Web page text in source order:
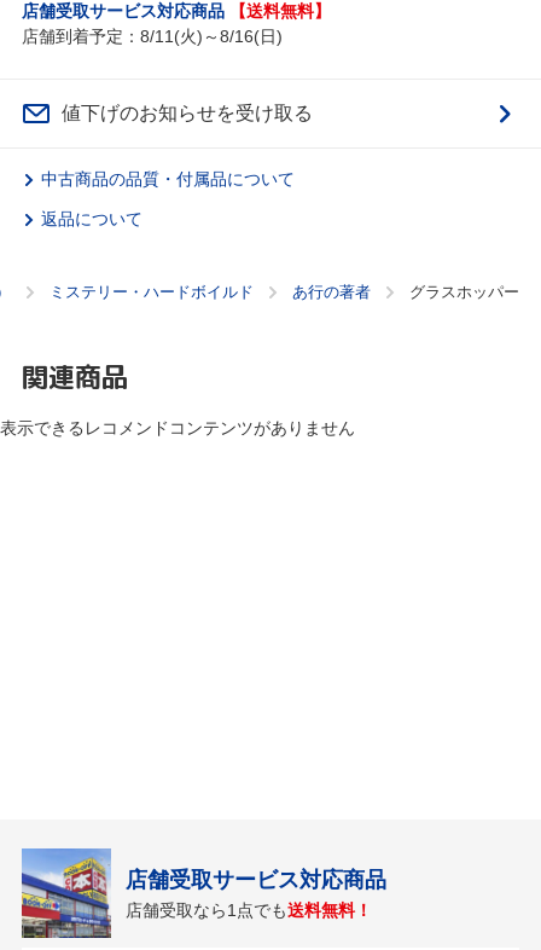
店舗受取サービス対応商品
【送料無料】
店舗到着予定：8/11(火)～8/16(日)
値下げのお知らせを受け取る
中古商品の品質・付属品について
返品について
ミステリー・ハードボイルド あ行の著者 グラスホッパー
関連商品
表示できるレコメンドコンテンツがありません
店舗受取サービス対応商品
店舗受取なら1点でも送料無料！